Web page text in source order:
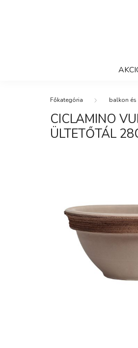
balkon és
CICLAMINO
ÜLTETŐTÁL